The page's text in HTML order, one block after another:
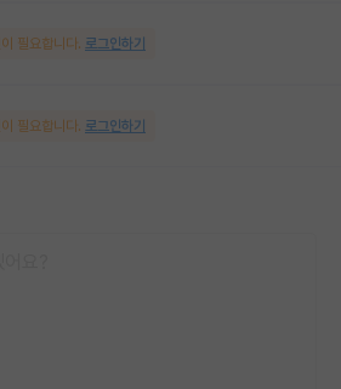
필요합니다. 로그인하기
필요합니다. 로그인하기